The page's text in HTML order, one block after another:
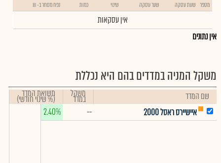
מספר שעת עסקה שער עסקה שינוי כמות נפח מסחר ב- ₪
אין עסקאות
אין נתונים
משקל המניה במדדים בהם היא נכללת
שם המדד משקל
במדד תשואת המדד
(% שינוי חודשי)
איישיירס ראסל 2000
--
2.40%